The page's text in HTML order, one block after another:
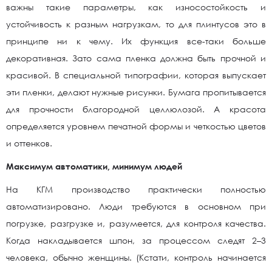
важны такие параметры, как износостойкость и
устойчивость к разным нагрузкам, то для плинтусов это в
принципе ни к чему. Их функция все-таки больше
декоративная. Зато сама пленка должна быть прочной и
красивой. В специальной типографии, которая выпускает
эти пленки, делают нужные рисунки. Бумага пропитывается
для прочности благородной целлюлозой. А красота
определяется уровнем печатной формы и четкостью цветов
и оттенков.
Максимум автоматики, минимум людей
На КГМ производство практически полностью
автоматизировано. Люди требуются в основном при
погрузке, разгрузке и, разумеется, для контроля качества.
Когда накладывается шпон, за процессом следят 2–3
человека, обычно женщины. (Кстати, контроль начинается